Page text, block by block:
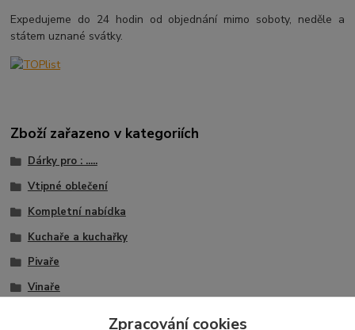
Expedujeme do 24 hodin od objednání mimo soboty, neděle a
státem uznané svátky.
Zboží zařazeno v kategoriích
Dárky pro : .....
Vtipné oblečení
Kompletní nabídka
Kuchaře a kuchařky
Pivaře
Vinaře
Zpracování cookies